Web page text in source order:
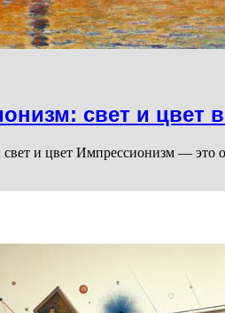
свет и цвет
и цвет Импрессионизм — это